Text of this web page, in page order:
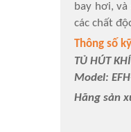
bay hơi,
các chất
Thông số
TỦ HÚT
Model:
Hãng sản